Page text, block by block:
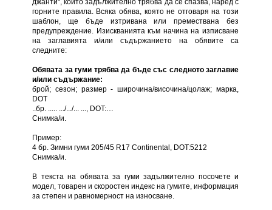
джанти“, който задължително трябва да се спазва, наред с
горните правила. Всяка обява, която не отговаря на този
шаблон, ще бъде изтривана или премествана без
предупреждение. Изискванията към начина на изписване
на заглавията и/или съдържанието на обявите са
следните:
Обявата за гуми трябва да бъде със следното заглавие
и/или съдържание:
брой; сезон; размер - широчина/височина/цолаж; марка,
DOT
..бр. ..... .../.../... ..., DOT:…
Снимка/и.
Пример:
4 бр. Зимни гуми 205/45 R17 Continental, DOT:5212
Снимка/и.
В текста на обявата за гуми задължително посочете и
модел, товарен и скоростен индекс на гумите, информация
за степен и равномерност на износване.